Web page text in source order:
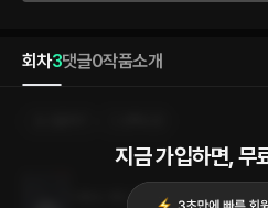
다. 말캉거리며 손에 닿는 것이 없었다. 단순히 빈
이 몸은……. “나를 좋아하잖아.” 혼곤한 정신을 붙잡고 아기씨를 올려다봤다. 아기씨는
회차3댓글0작품소개
지금 가입하면, 무
다정도 병인 양하여 잠 못 들어 하노라